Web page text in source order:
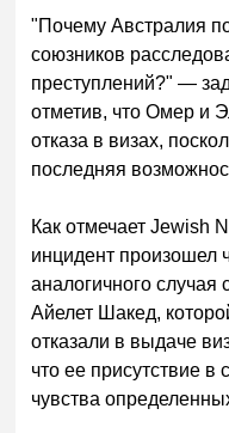
"Почему Австралия
союзников
преступлений?" —
отметив, что Омер и
отказа в визах,
последняя
Как отмечает Jewish
инцидент произошел
аналогичного
Айелет Шакед,
отказали в выдаче
что ее присутствие в
чувства